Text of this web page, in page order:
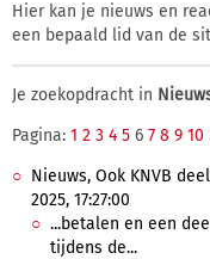
Hier kan je nieuws en
een bepaald lid van de
Je zoekopdracht in
Pagina: 1 2 3 4 5 6 7 8 9 10
Nieuws, Ook KNVB
2025, 17:27:00
...betalen en een
tijdens de...